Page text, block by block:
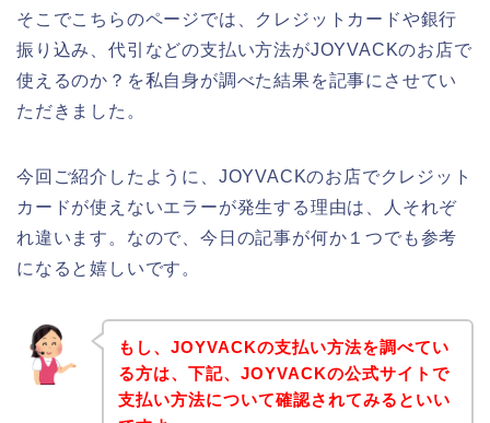
そこでこちらのページでは、クレジットカードや銀行
振り込み、代引などの支払い方法がJOYVACKのお店で
使えるのか？を私自身が調べた結果を記事にさせてい
ただきました。
今回ご紹介したように、JOYVACKのお店でクレジット
カードが使えないエラーが発生する理由は、人それぞ
れ違います。なので、今日の記事が何か１つでも参考
になると嬉しいです。
もし、JOYVACKの支払い方法を調べてい
る方は、下記、JOYVACKの公式サイトで
支払い方法について確認されてみるといい